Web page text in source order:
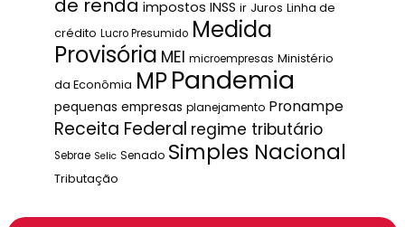
de renda impostos INSS ir Juros Linha de
crédito Lucro Presumido Medida
Provisória MEI microempresas Ministério
da Econômia MPPandemia
pequenas empresas planejamento Pronampe
Receita Federal regime tributário
Sebrae Selic Senado Simples Nacional
Tributação